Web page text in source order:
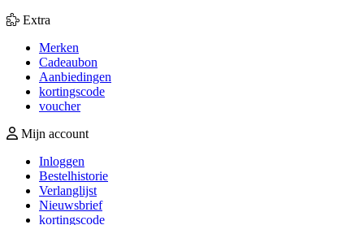
Extra
Merken
Cadeaubon
Aanbiedingen
kortingscode
voucher
Mijn account
Inloggen
Bestelhistorie
Verlanglijst
Nieuwsbrief
kortingscode